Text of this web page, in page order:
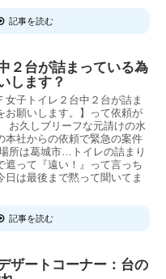
記事を読む
２台が詰まっている為
します？
女子トイレ２台中２台が詰ま
お願いします。】って依頼が
お久しブリーフな元請けの水
本社からの依頼で緊急の案件
所は葛城市…トイレの詰まり
遮って『遠い！』って言っち
日は最後まで黙って聞いてま
記事を読む
ザートコーナー：台の